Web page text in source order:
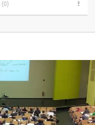
(0)